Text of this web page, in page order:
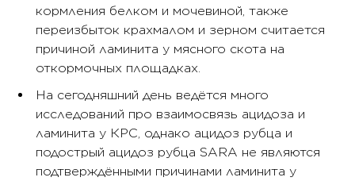
кормления белком и мочевиной, также
переизбыток крахмалом и зерном считается
причиной ламинита у мясного скота на
откормочных площадках.
На сегодняшний день ведётся много
исследований про взаимосвязь ацидоза и
ламинита у КРС, однако ацидоз рубца и
подострый ацидоз рубца SARA не являются
подтверждёнными причинами ламинита у